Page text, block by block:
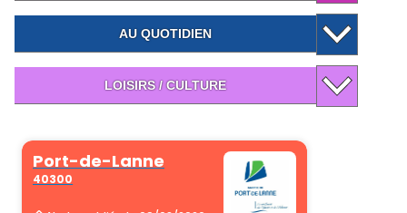
AU QUOTIDIEN
LOISIRS / CULTURE